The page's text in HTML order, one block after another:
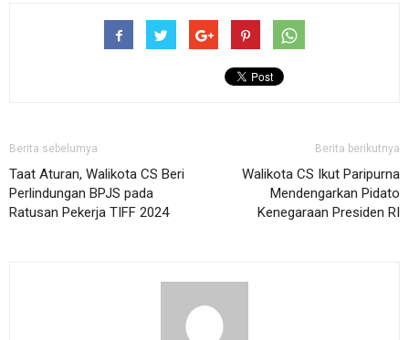
Berita sebelumya
Taat Aturan, Walikota CS Beri
Perlindungan BPJS pada
Ratusan Pekerja TIFF 2024
Berita berikutnya
Walikota CS Ikut Paripurna
Mendengarkan Pidato
Kenegaraan Presiden RI